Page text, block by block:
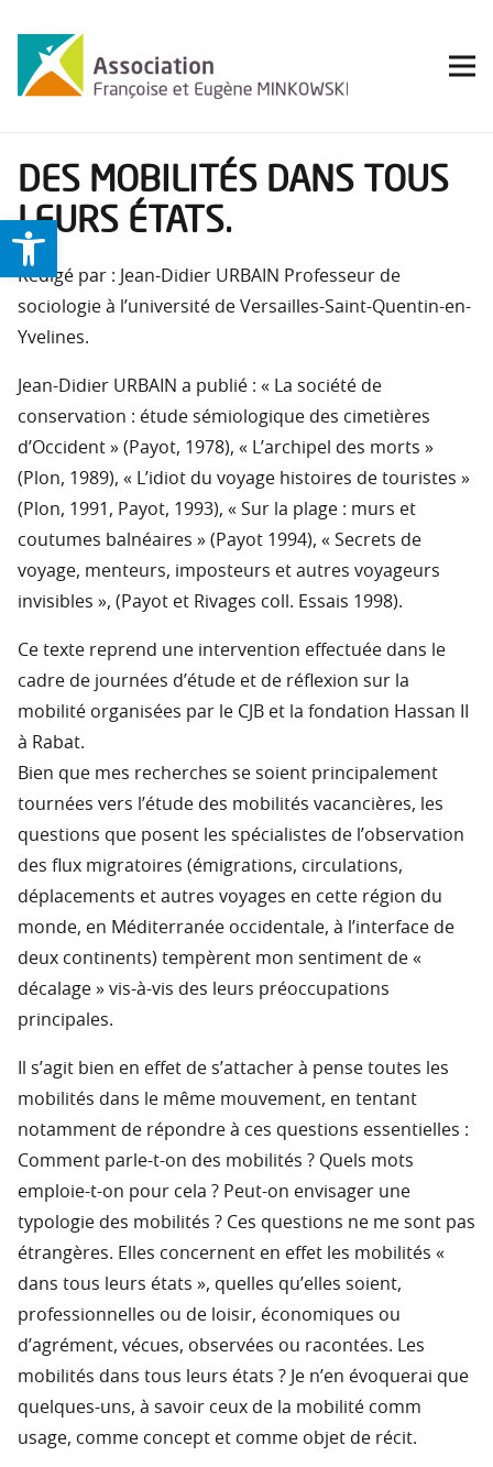
Ouvrir la barre d’outils
DES MOBILITÉS DANS TOUS
LEURS ÉTATS.
Rédigé par : Jean-Didier URBAIN Professeur de
sociologie à l’université de Versailles-Saint-Quentin-en-
Yvelines.
Jean-Didier URBAIN a publié : « La société de
conservation : étude sémiologique des cimetières
d’Occident » (Payot, 1978), « L’archipel des morts »
(Plon, 1989), « L’idiot du voyage histoires de touristes »
(Plon, 1991, Payot, 1993), « Sur la plage : murs et
coutumes balnéaires » (Payot 1994), « Secrets de
voyage, menteurs, imposteurs et autres voyageurs
invisibles », (Payot et Rivages coll. Essais 1998).
Ce texte reprend une intervention effectuée dans le
cadre de journées d’étude et de réflexion sur la
mobilité organisées par le CJB et la fondation Hassan II
à Rabat.
Bien que mes recherches se soient principalement
tournées vers l’étude des mobilités vacancières, les
questions que posent les spécialistes de l’observation
des flux migratoires (émigrations, circulations,
déplacements et autres voyages en cette région du
monde, en Méditerranée occidentale, à l’interface de
deux continents) tempèrent mon sentiment de «
décalage » vis-à-vis des leurs préoccupations
principales.
Il s’agit bien en effet de s’attacher à pense toutes les
mobilités dans le même mouvement, en tentant
notamment de répondre à ces questions essentielles :
Comment parle-t-on des mobilités ? Quels mots
emploie-t-on pour cela ? Peut-on envisager une
typologie des mobilités ? Ces questions ne me sont pas
étrangères. Elles concernent en effet les mobilités «
dans tous leurs états », quelles qu’elles soient,
professionnelles ou de loisir, économiques ou
d’agrément, vécues, observées ou racontées. Les
mobilités dans tous leurs états ? Je n’en évoquerai que
quelques-uns, à savoir ceux de la mobilité comm
usage, comme concept et comme objet de récit.